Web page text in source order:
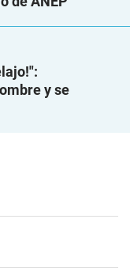
y se